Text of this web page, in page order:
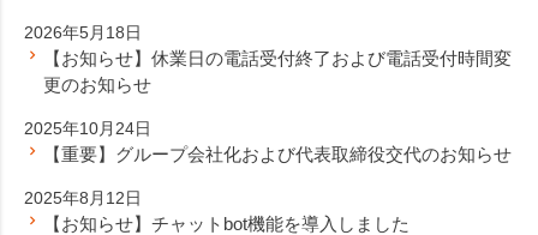
2026年5月18日
【お知らせ】休業日の電話受付終了および電話受付時間変
更のお知らせ
2025年10月24日
【重要】グループ会社化および代表取締役交代のお知らせ
2025年8月12日
【お知らせ】チャットbot機能を導入しました